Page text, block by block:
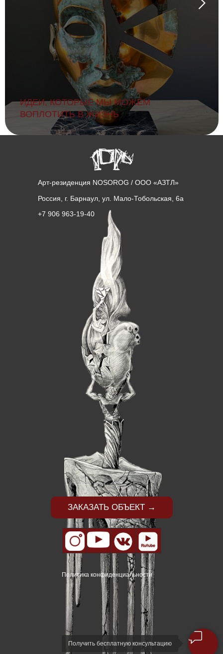
ИДЕИ, КОТОРЫЕ МЫ МОЖЕМ
ВОПЛОТИТЬ В ЖИЗНЬ
Арт-резиденция NOSOROG / ООО «АЗТЛ»
Политика конфиденциальности
+7 906 963-19-40
Россия, г. Барнаул, ул. Мало-Тобольская, 6а
ЗАКАЗАТЬ ОБЪЕКТ →
Получить бесплатную консультацию